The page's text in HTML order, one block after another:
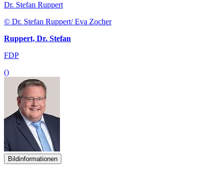
Dr. Stefan Ruppert
© Dr. Stefan Ruppert/ Eva Zocher
Ruppert, Dr. Stefan
FDP
()
Bildinformationen